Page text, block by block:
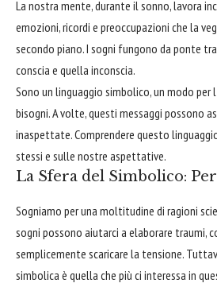
La nostra mente, durante il sonno, lavora
emozioni, ricordi e preoccupazioni che la
secondo piano. I sogni fungono da ponte
conscia e quella inconscia.
Sono un linguaggio simbolico, un modo per
bisogni. A volte, questi messaggi possono
inaspettate. Comprendere questo
stessi e sulle nostre aspettative.
La Sfera del Simbolico:
Sogniamo per una moltitudine di ragioni
sogni possono aiutarci a elaborare traumi,
semplicemente scaricare la tensione.
simbolica è quella che più ci interessa in